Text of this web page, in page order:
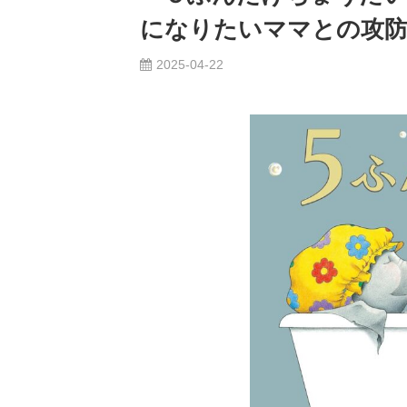
になりたいママとの攻
2025-04-22